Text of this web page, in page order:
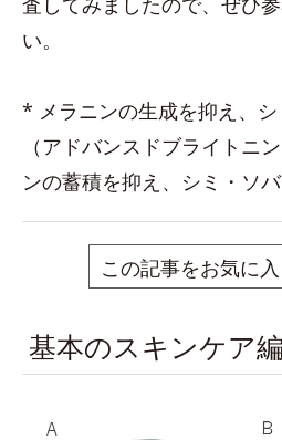
い。
* メラニンの生成を抑え、
（アドバンスドブライトニ
ンの蓄積を抑え、シミ・ソバ
この記事をお気に
基本のスキンケア編